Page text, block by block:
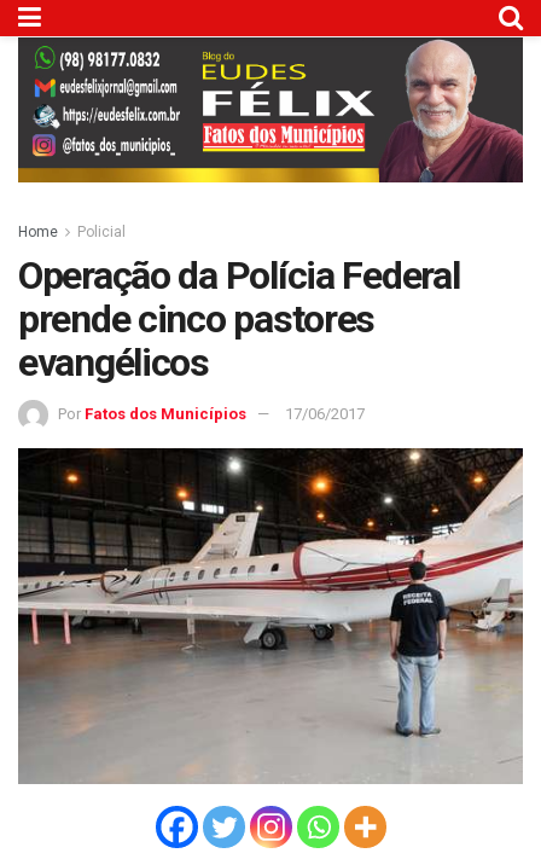
Home Policial
Operação da Polícia Federal
prende cinco pastores
evangélicos
Por Fatos dos Municípios 17/06/2017